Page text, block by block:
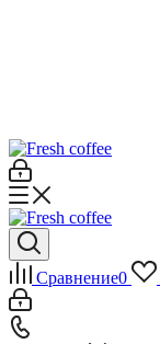
Сравнение0